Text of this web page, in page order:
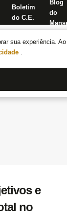
sua experiência.
.
Boletim
do C.E.
Blog
do
e
no